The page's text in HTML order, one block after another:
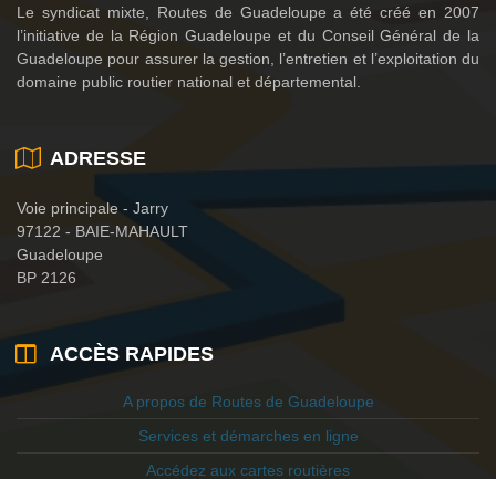
Le syndicat mixte, Routes de Guadeloupe a été créé en 2007
l’initiative de la Région Guadeloupe et du Conseil Général de la
Guadeloupe pour assurer la gestion, l’entretien et l’exploitation du
Voie principale - Jarry
97122 - BAIE-MAHAULT
Guadeloupe
ACCÈS RAPIDES
A propos de Routes de Guadeloupe
Services et démarches en ligne